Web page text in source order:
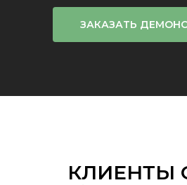
С помощью
можно
яйца в птичниках.
назначение яиц,
ЗАКАЗАТЬ
КЛИЕНТЫ